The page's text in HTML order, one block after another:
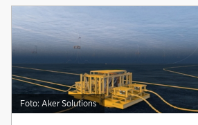
Foto: Aker Solutions